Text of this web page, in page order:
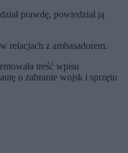
prawdę, powiedział ją
relacjach z ambasadorem.
treść wpisu
o zabranie wojsk i sprzętu